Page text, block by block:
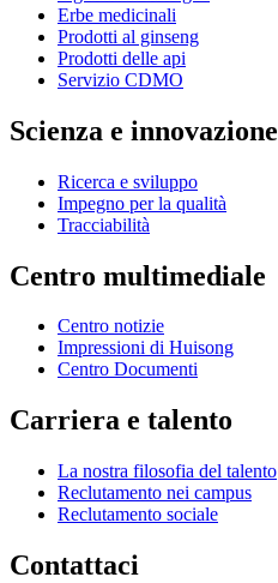
Erbe medicinali
Prodotti al ginseng
Prodotti delle api
Servizio CDMO
Scienza e innovazione
Ricerca e sviluppo
Impegno per la qualità
Tracciabilità
Centro multimediale
Centro notizie
Impressioni di Huisong
Centro Documenti
Carriera e talento
La nostra filosofia del talento
Reclutamento nei campus
Reclutamento sociale
Contattaci